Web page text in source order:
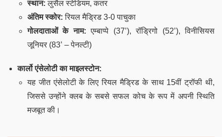
स्थान: लुसैल स्टेडियम, कतर
अंतिम स्कोर: रियल मैड्रिड 3-0 पाचुका
गोलदाताओं के नाम: एम्बाप्पे (37’), रॉड्रिगो (52’), विनीसियस
जूनियर (83’ – पेनल्टी)
कार्लो एंसेलोटी का माइलस्टोन:
यह जीत एंसेलोटी के लिए रियल मैड्रिड के साथ 15वीं ट्रॉफी थी,
जिससे उन्होंने क्लब के सबसे सफल कोच के रूप में अपनी स्थिति
मजबूत की।